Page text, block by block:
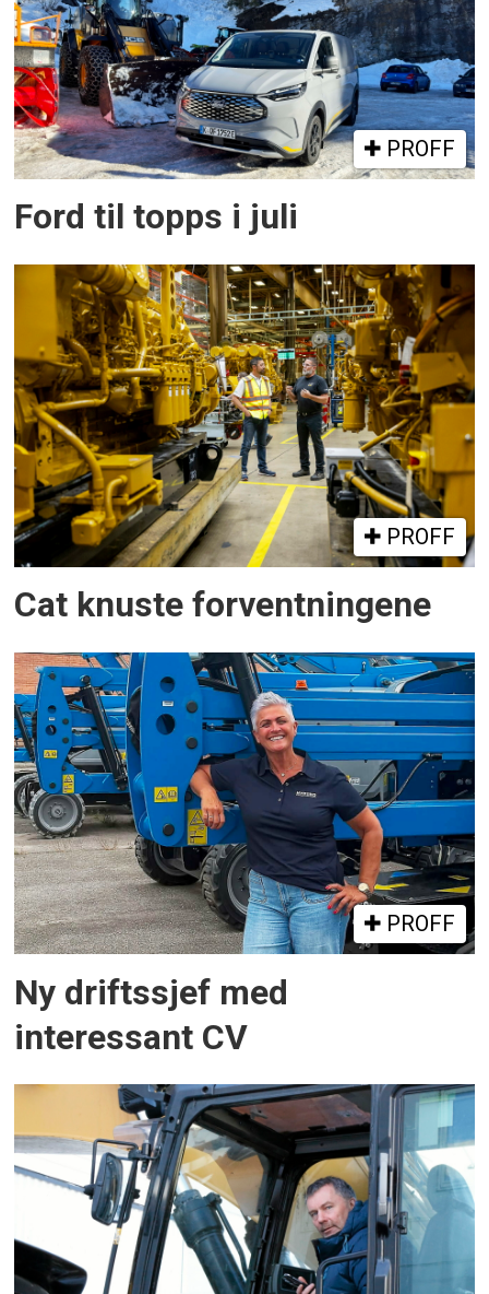
PROFF
Ford til topps i juli
PROFF
Cat knuste forventningene
PROFF
Ny driftssjef med
interessant CV